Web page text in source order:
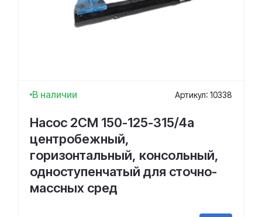
В наличии Артикул: 10338
Насос 2СМ 150-125-315/4а
центробежный,
горизонтальный, консольный,
одноступенчатый для сточно-
массных сред